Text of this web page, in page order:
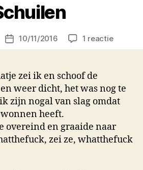
Berichtdatum
10/11/2016 1 reactieop
zei ik en schoof de
weer dicht, het was nog te
zijn nogal van slag omdat
heeft.
overeind en graaide naar
zei ze, whatthefuck